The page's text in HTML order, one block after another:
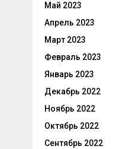
Май 2023
Апрель 2023
Март 2023
Февраль 2023
Январь 2023
Декабрь 2022
Ноябрь 2022
Октябрь 2022
Сентябрь 2022